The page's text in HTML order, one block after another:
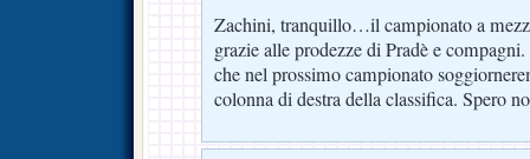
Zachini, tranquillo…il campionato a
grazie alle prodezze di Pradè e
che nel prossimo campionato
colonna di destra della classifica. Spero